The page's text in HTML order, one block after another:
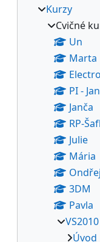
Kurzy
Cvičné
Un
Marta
PI - Jan
Janča
RP-
Julie
Mária
Ondřej
3DM
Pavla
VS2010
Úvod